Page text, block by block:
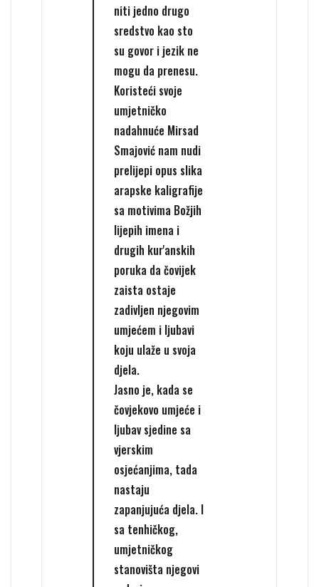
niti jedno drugo
sredstvo kao sto
su govor i jezik ne
mogu da prenesu.
Koristeći svoje
umjetničko
nadahnuće Mirsad
Smajović nam nudi
prelijepi opus slika
arapske kaligrafije
sa motivima Božjih
lijepih imena i
drugih kur'anskih
poruka da čovijek
zaista ostaje
zadivljen njegovim
umjećem i ljubavi
koju ulaže u svoja
djela.
Jasno je, kada se
čovjekovo umjeće i
ljubav sjedine sa
vjerskim
osjećanjima, tada
nastaju
zapanjujuća djela. I
sa tenhičkog,
umjetničkog
stanovišta njegovi